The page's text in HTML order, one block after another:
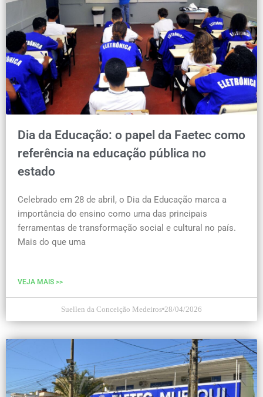
Dia da Educação: o papel da Faetec como
referência na educação pública no
estado
Celebrado em 28 de abril, o Dia da Educação marca a
importância do ensino como uma das principais
ferramentas de transformação social e cultural no país.
Mais do que uma
VEJA MAIS >>
Suellen da Conceição Medeiros 28/04/2026